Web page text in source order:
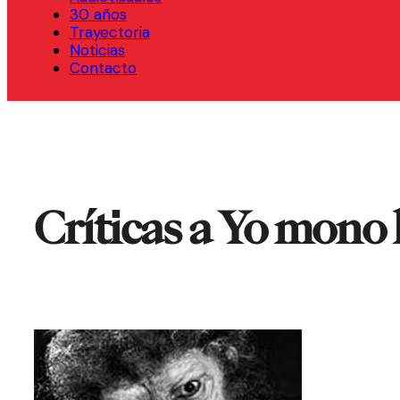
30 años
Trayectoria
Noticias
Contacto
Críticas a Yo mono